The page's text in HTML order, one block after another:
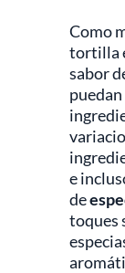
Como
tortilla
sabor
e
de
toques